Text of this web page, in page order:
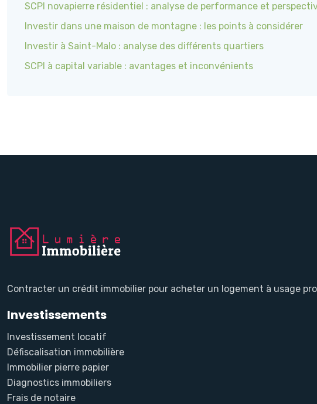
SCPI novapierre résidentiel : analyse de performance et
Investir dans une maison de montagne : les points à considérer
Investir à Saint-Malo : analyse des différents quartiers
SCPI à capital variable : avantages et inconvénients
Contracter un crédit immobilier pour acheter un logement à usage
Investissements
Investissement locatif
Défiscalisation immobilière
Immobilier pierre papier
Diagnostics immobiliers
Frais de notaire